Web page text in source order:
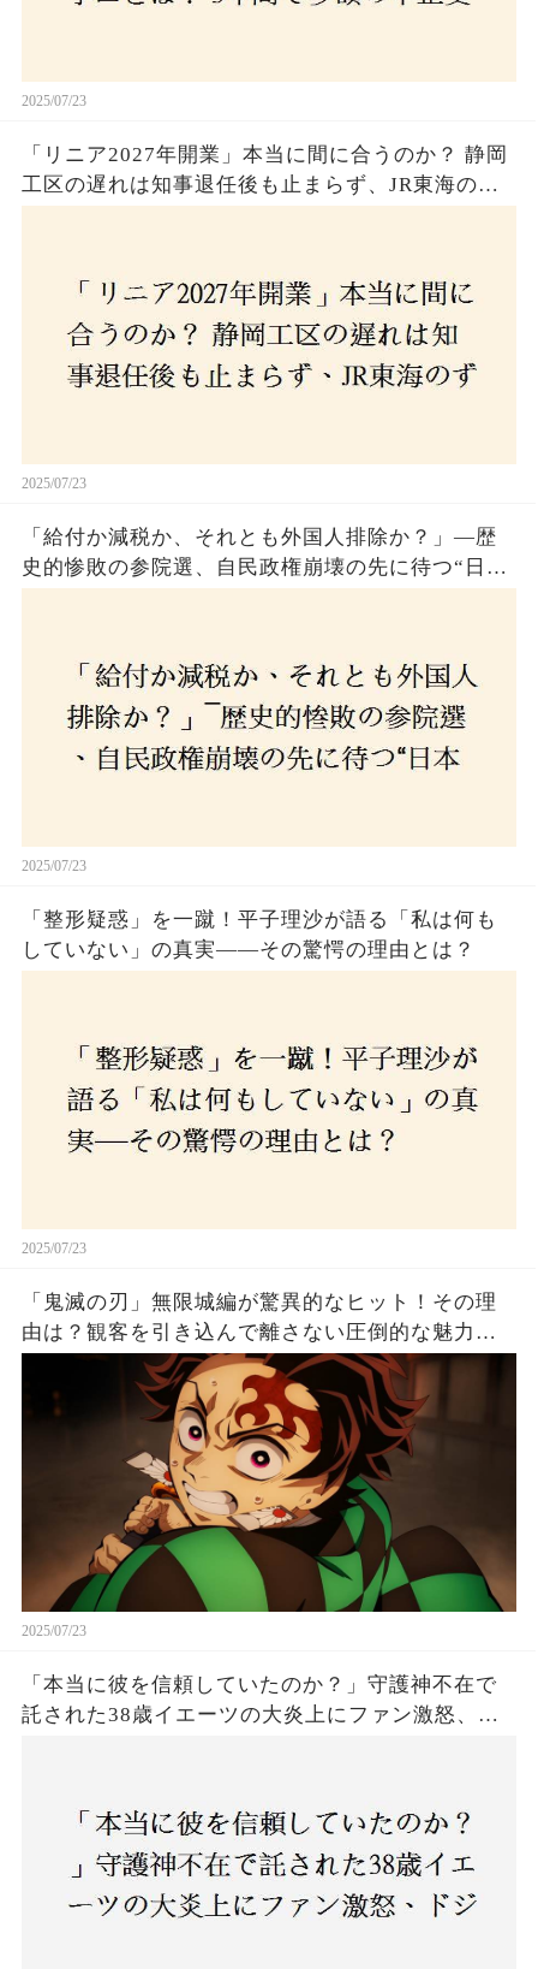
2025/07/23
「リニア2027年開業」本当に間に合うのか？ 静岡
工区の遅れは知事退任後も止まらず、JR東海のず
2025/07/23
「給付か減税か、それとも外国人排除か？」―歴
史的惨敗の参院選、自民政権崩壊の先に待つ“日本
2025/07/23
「整形疑惑」を一蹴！平子理沙が語る「私は何も
していない」の真実——その驚愕の理由とは？
2025/07/23
「鬼滅の刃」無限城編が驚異的なヒット！その理
由は？観客を引き込んで離さない圧倒的な魅力と
2025/07/23
「本当に彼を信頼していたのか？」守護神不在で
託された38歳イエーツの大炎上にファン激怒、ド